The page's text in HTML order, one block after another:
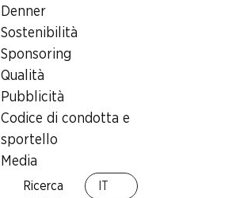
Denner
Sostenibilità
Sponsoring
Qualità
Pubblicità
Codice di condotta e
sportello
Media
Ricerca